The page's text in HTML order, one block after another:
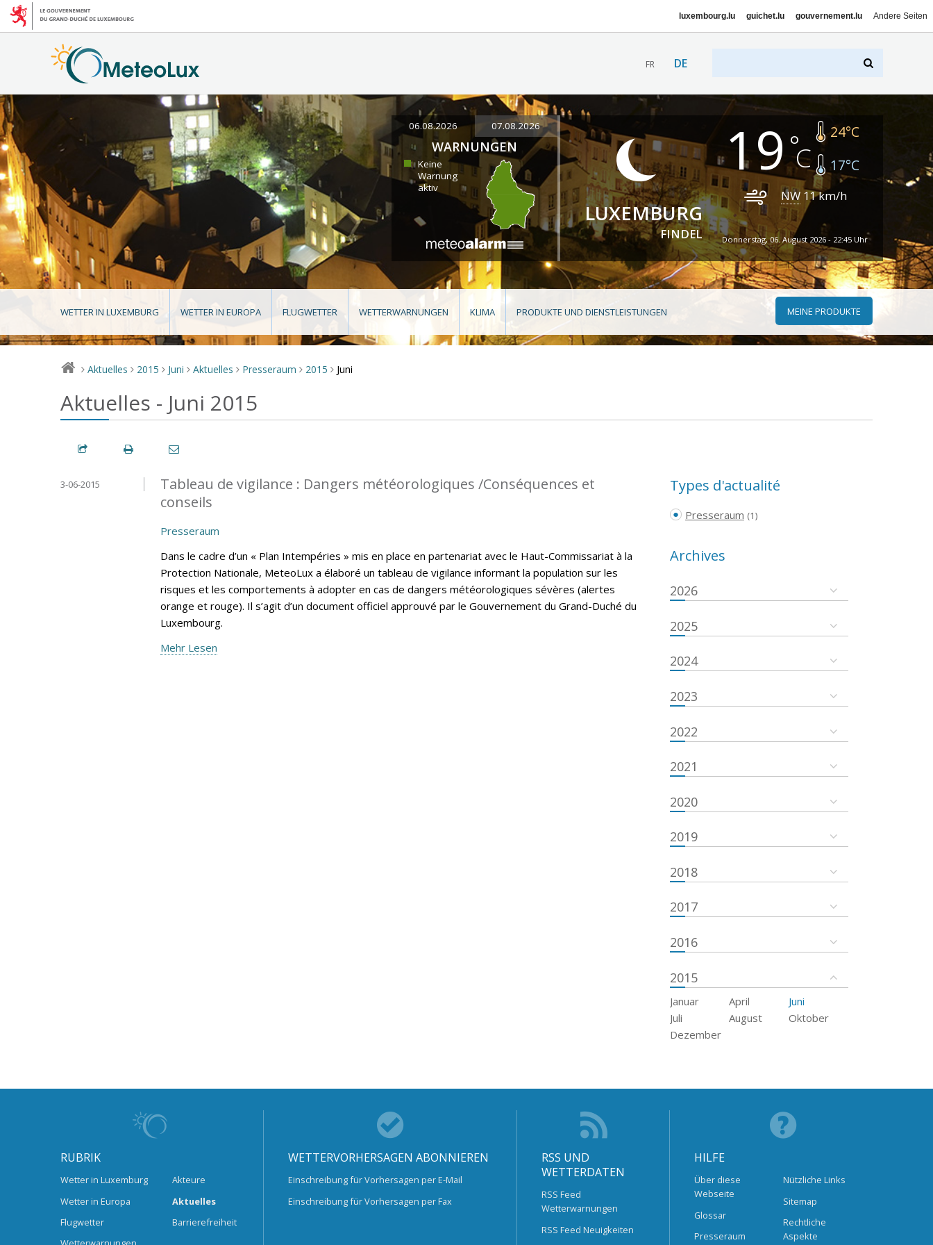
luxembourg.lu guichet.lu gouvernement.lu Andere Seiten
FR DE
06.08.2026 07.08.2026
WARNUNGEN
Keine
Warnung
aktiv
LUXEMBURG
FINDEL
19 24°C
17°C
NW 11km/h
Donnerstag, 06. August 2026 - 22:45 Uhr
WETTER IN LUXEMBURG WETTER IN EUROPA FLUGWETTER WETTERWARNUNGEN KLIMA PRODUKTE UND DIENSTLEISTUNGEN MEINE PRODUKTE
> Aktuelles > 2015 > Juni > Aktuelles > Presseraum > 2015 > Juni
Aktuelles - Juni 2015
Tableau de vigilance : Dangers météorologiques /Conséquences et
conseils
3-06-2015
Presseraum
Dans le cadre d’un « Plan Intempéries » mis en place en partenariat avec le Haut-Commissariat à la
Protection Nationale, MeteoLux a élaboré un tableau de vigilance informant la population sur les
risques et les comportements à adopter en cas de dangers météorologiques sévères (alertes
orange et rouge). Il s’agit d’un document officiel approuvé par le Gouvernement du Grand-Duché du
Luxembourg.
Mehr Lesen
Types d'actualité
Presseraum (1)
Archives
2026
2025
2024
2023
2022
2021
2020
2019
2018
2017
2016
2015
Januar April
Juni
Juli
August
Oktober
Dezember
RUBRIK
Wetter in Luxemburg
Wetter in Europa
Flugwetter
Akteure
Aktuelles
Barrierefreiheit
WETTERVORHERSAGEN ABONNIEREN
Einschreibung für Vorhersagen per E-Mail
Einschreibung für Vorhersagen per Fax
RSS UND
WETTERDATEN
RSS Feed
Wetterwarnungen
RSS Feed Neuigkeiten
HILFE
Über diese
Webseite
Glossar
Presseraum
Nützliche Links
Sitemap
Rechtliche
Aspekte